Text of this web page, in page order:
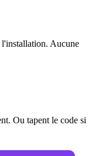
Aucune
Ou tapent le code si